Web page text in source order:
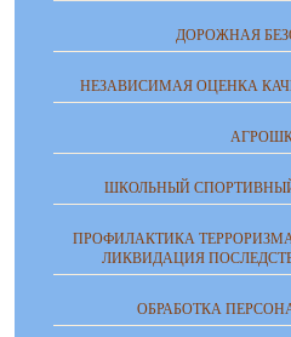
ДОРОЖНАЯ
НЕЗАВИСИМАЯ ОЦЕНКА
ШКОЛЬНЫЙ
ПРОФИЛАКТИКА
ЛИКВИДАЦИЯ
ОБРАБОТКА